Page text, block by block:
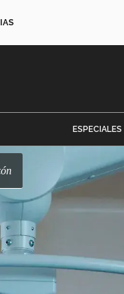
ESPECIALES